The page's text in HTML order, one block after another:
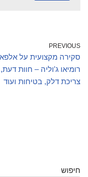
PREVIOUS
סקירה מקצועית על אלפא
רומיאו ג'וליה – חוות
צריכת דלק, בטיחות ועוד
חיפוש